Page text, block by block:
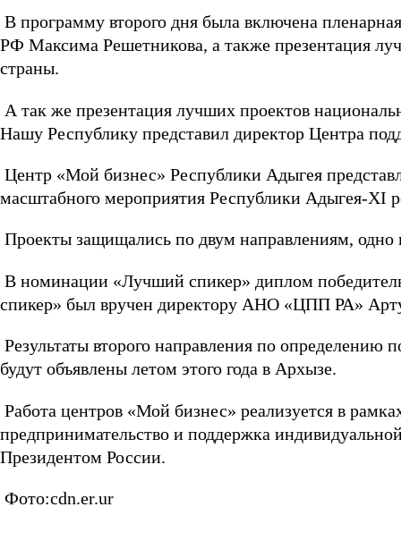
В программу второго дня была включена
РФ Максима Решетникова, а также презентация
страны.
А так же презентация лучших проектов
Нашу Республику представил директор Центра
Центр «Мой бизнес» Республики Адыгея
масштабного мероприятия Республики Адыгея-XI
Проекты защищались по двум направлениям,
В номинации «Лучший спикер» диплом
спикер» был вручен директору АНО «ЦПП РА»
Результаты второго направления по определению
будут объявлены летом этого года в Архызе.
Работа центров «Мой бизнес» реализуется в
предпринимательство и поддержка
Президентом России.
Фото:cdn.er.ur